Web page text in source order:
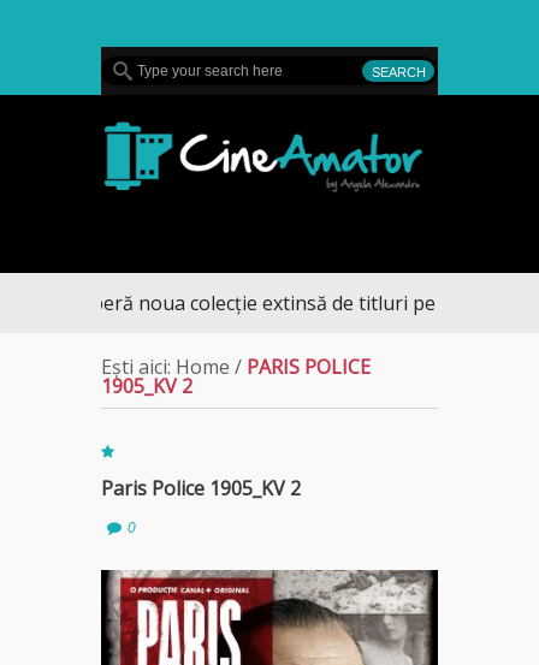
descoperă noua colecție extinsă de titluri pe Focus+
Ești aici: Home / PARIS POLICE
1905_KV 2
Paris Police 1905_KV 2
0